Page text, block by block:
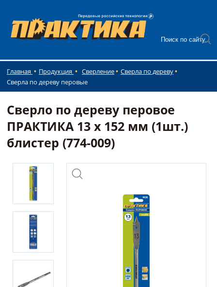
Главная Продукция Сверление
Сверла по дереву
Сверла по дереву перовые
Сверло по дереву перовое
ПРАКТИКА 13 х 152 мм (1шт.)
блистер (774-009)